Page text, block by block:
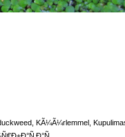
KÃ¼Ã¼rlemmel,